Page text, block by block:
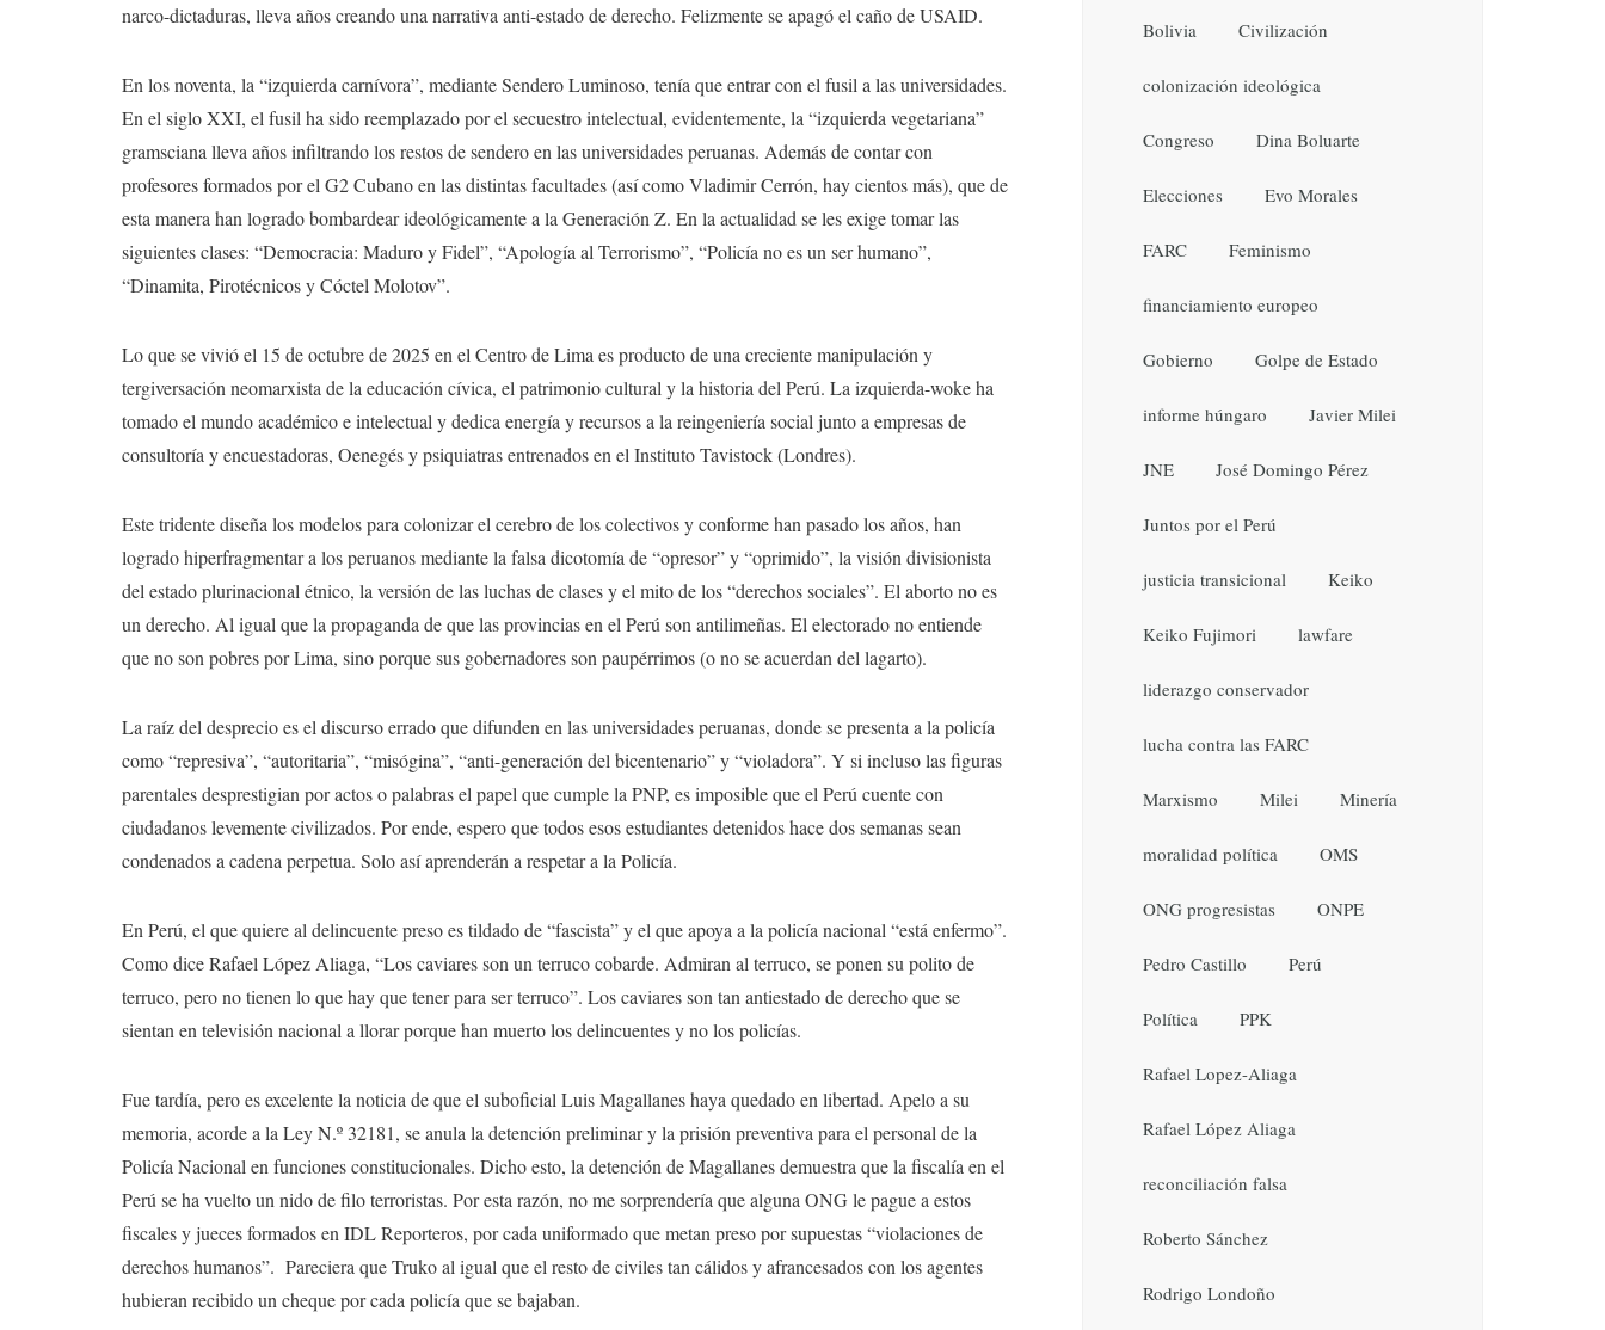
narco-dictaduras, lleva años creando una narrativa anti-estado de derecho. Felizmente se apagó el caño de USAID.
En los noventa, la “izquierda carnívora”, mediante Sendero Luminoso, tenía que entrar con el fusil a las universidades.
En el siglo XXI, el fusil ha sido reemplazado por el secuestro intelectual, evidentemente, la “izquierda vegetariana”
gramsciana lleva años infiltrando los restos de sendero en las universidades peruanas. Además de contar con
profesores formados por el G2 Cubano en las distintas facultades (así como Vladimir Cerrón, hay cientos más), que de
esta manera han logrado bombardear ideológicamente a la Generación Z. En la actualidad se les exige tomar las
siguientes clases: “Democracia: Maduro y Fidel”, “Apología al Terrorismo”, “Policía no es un ser humano”,
“Dinamita, Pirotécnicos y Cóctel Molotov”.
Lo que se vivió el 15 de octubre de 2025 en el Centro de Lima es producto de una creciente manipulación y
tergiversación neomarxista de la educación cívica, el patrimonio cultural y la historia del Perú. La izquierda-woke ha
tomado el mundo académico e intelectual y dedica energía y recursos a la reingeniería social junto a empresas de
consultoría y encuestadoras, Oenegés y psiquiatras entrenados en el Instituto Tavistock (Londres).
Este tridente diseña los modelos para colonizar el cerebro de los colectivos y conforme han pasado los años, han
logrado hiperfragmentar a los peruanos mediante la falsa dicotomía de “opresor” y “oprimido”, la visión divisionista
del estado plurinacional étnico, la versión de las luchas de clases y el mito de los “derechos sociales”. El aborto no es
un derecho. Al igual que la propaganda de que las provincias en el Perú son antilimeñas. El electorado no entiende
que no son pobres por Lima, sino porque sus gobernadores son paupérrimos (o no se acuerdan del lagarto).
La raíz del desprecio es el discurso errado que difunden en las universidades peruanas, donde se presenta a la policía
como “represiva”, “autoritaria”, “misógina”, “anti-generación del bicentenario” y “violadora”. Y si incluso las figuras
parentales desprestigian por actos o palabras el papel que cumple la PNP, es imposible que el Perú cuente con
ciudadanos levemente civilizados. Por ende, espero que todos esos estudiantes detenidos hace dos semanas sean
condenados a cadena perpetua. Solo así aprenderán a respetar a la Policía.
En Perú, el que quiere al delincuente preso es tildado de “fascista” y el que apoya a la policía nacional “está enfermo”.
Como dice Rafael López Aliaga, “Los caviares son un terruco cobarde. Admiran al terruco, se ponen su polito de
terruco, pero no tienen lo que hay que tener para ser terruco”. Los caviares son tan antiestado de derecho que se
sientan en televisión nacional a llorar porque han muerto los delincuentes y no los policías.
Fue tardía, pero es excelente la noticia de que el suboficial Luis Magallanes haya quedado en libertad. Apelo a su
memoria, acorde a la Ley N.º 32181, se anula la detención preliminar y la prisión preventiva para el personal de la
Policía Nacional en funciones constitucionales. Dicho esto, la detención de Magallanes demuestra que la fiscalía en el
Perú se ha vuelto un nido de filo terroristas. Por esta razón, no me sorprendería que alguna ONG le pague a estos
fiscales y jueces formados en IDL Reporteros, por cada uniformado que metan preso por supuestas “violaciones de
derechos humanos”. Pareciera que Truko al igual que el resto de civiles tan cálidos y afrancesados con los agentes
hubieran recibido un cheque por cada policía que se bajaban.
Bolivia Civilización
colonización ideológica
Congreso Dina Boluarte
Elecciones Evo Morales
FARC Feminismo
financiamiento europeo
Gobierno Golpe de Estado
informe húngaro Javier Milei
JNE José Domingo Pérez
Juntos por el Perú
justicia transicional Keiko
Keiko Fujimori lawfare
liderazgo conservador
lucha contra las FARC
Marxismo Milei Minería
moralidad política OMS
ONG progresistas ONPE
Pedro Castillo Perú
Política PPK
Rafael Lopez-Aliaga
Rafael López Aliaga
reconciliación falsa
Roberto Sánchez
Rodrigo Londoño